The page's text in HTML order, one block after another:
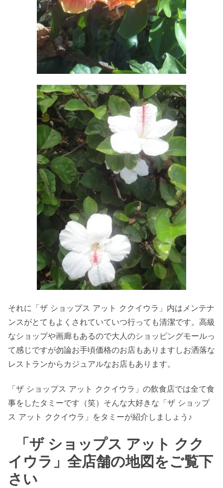
それに「ザ ショップス アット ククイウラ」内はメンテナ
ンスがとてもよくされていていつ行っても清潔です。高級
なショップや画廊もあるので大人のショッピングモールっ
て感じですが勿論お手頃価格のお店もありますしお洒落な
レストランからカジュアルなお店もあります。
「ザ ショップス アット ククイウラ」の飲食店では全て食
事をしたタミーです（笑）そんな大好きな「ザ ショップ
ス アット ククイウラ」をタミーが紹介しましょう♪
「ザ ショップス アット クク
イウラ」全店舗の地図をご覧下
さい